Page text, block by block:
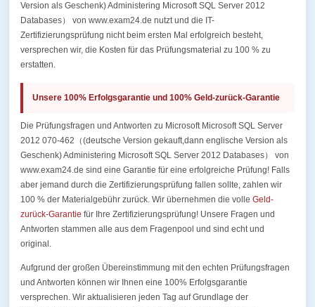
Version als Geschenk) Administering Microsoft SQL Server 2012
Databases） von www.exam24.de nutzt und die IT-
Zertifizierungsprüfung nicht beim ersten Mal erfolgreich besteht,
versprechen wir, die Kosten für das Prüfungsmaterial zu 100 % zu
erstatten.
Unsere 100% Erfolgsgarantie und 100% Geld-zurück-Garantie
Die Prüfungsfragen und Antworten zu Microsoft Microsoft SQL Server
2012 070-462（(deutsche Version gekauft,dann englische Version als
Geschenk) Administering Microsoft SQL Server 2012 Databases） von
www.exam24.de sind eine Garantie für eine erfolgreiche Prüfung! Falls
aber jemand durch die Zertifizierungsprüfung fallen sollte, zahlen wir
100 % der Materialgebühr zurück. Wir übernehmen die volle Geld-
zurück-Garantie für Ihre Zertifizierungsprüfung! Unsere Fragen und
Antworten stammen alle aus dem Fragenpool und sind echt und
original.
Aufgrund der großen Übereinstimmung mit den echten Prüfungsfragen
und Antworten können wir Ihnen eine 100% Erfolgsgarantie
versprechen. Wir aktualisieren jeden Tag auf Grundlage der